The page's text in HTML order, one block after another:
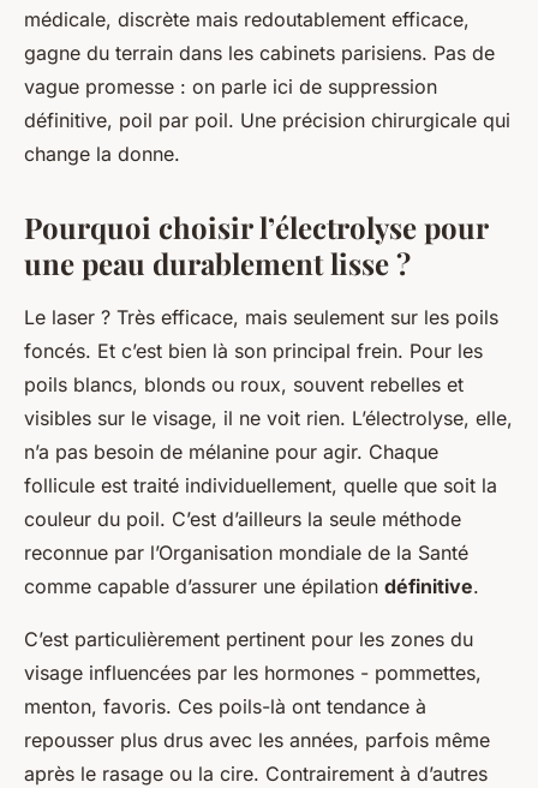
médicale, discrète mais redoutablement efficace,
gagne du terrain dans les cabinets parisiens. Pas de
vague promesse : on parle ici de suppression
définitive, poil par poil. Une précision chirurgicale qui
change la donne.
Pourquoi choisir l’électrolyse pour
une peau durablement lisse ?
Le laser ? Très efficace, mais seulement sur les poils
foncés. Et c’est bien là son principal frein. Pour les
poils blancs, blonds ou roux, souvent rebelles et
visibles sur le visage, il ne voit rien. L’électrolyse, elle,
n’a pas besoin de mélanine pour agir. Chaque
follicule est traité individuellement, quelle que soit la
couleur du poil. C’est d’ailleurs la seule méthode
reconnue par l’Organisation mondiale de la Santé
comme capable d’assurer une épilation définitive.
C’est particulièrement pertinent pour les zones du
visage influencées par les hormones - pommettes,
menton, favoris. Ces poils-là ont tendance à
repousser plus drus avec les années, parfois même
après le rasage ou la cire. Contrairement à d’autres